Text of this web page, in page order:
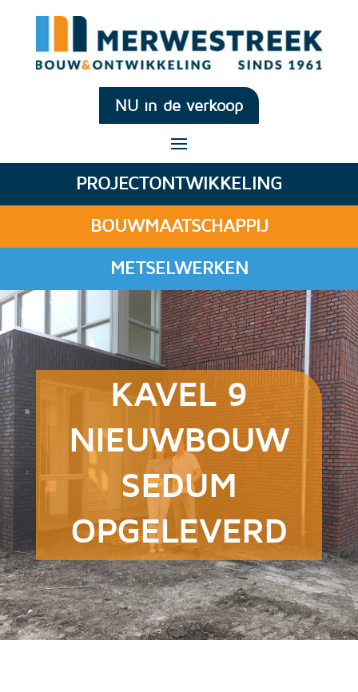
NU in de verkoop
PROJECTONTWIKKELING
BOUWMAATSCHAPPIJ
METSELWERKEN
KAVEL 9
NIEUWBOUW
SEDUM
OPGELEVERD